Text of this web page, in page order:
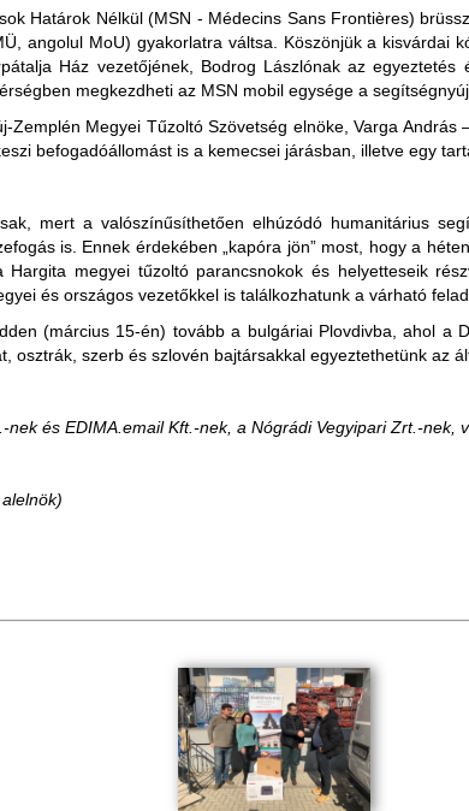
Határok Nélkül (MSN - Médecins Sans Frontières)
angolul MoU) gyakorlatra váltsa. Köszönjük a kisvárdai
Ház vezetőjének, Bodrog Lászlónak az
megkezdheti az MSN mobil egysége a
Zemplén Megyei Tűzoltó Szövetség elnöke, Varga
befogadóállomást is a kemecsei járásban, illetve egy
mert a valószínűsíthetően elhúzódó humanitárius
is. Ennek érdekében „kapóra jön” most, hogy a
megyei tűzoltó parancsnokok és helyetteseik
és országos vezetőkkel is találkozhatunk a várható
(március 15-én) tovább a bulgáriai Plovdivba, ahol a
osztrák, szerb és szlovén bajtársakkal egyeztethetünk az
és EDIMA.email Kft.-nek, a Nógrádi Vegyipari Zrt.-nek,